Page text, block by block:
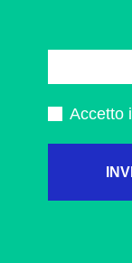
Accetto i